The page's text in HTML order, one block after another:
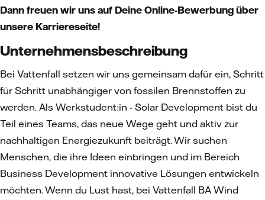
Dann freuen wir uns auf Deine Online-Bewerbung über
unsere Karriereseite!
Unternehmensbeschreibung
Bei Vattenfall setzen wir uns gemeinsam dafür ein, Schritt
für Schritt unabhängiger von fossilen Brennstoffen zu
werden. Als Werkstudent:in - Solar Development bist du
Teil eines Teams, das neue Wege geht und aktiv zur
nachhaltigen Energiezukunft beiträgt. Wir suchen
Menschen, die ihre Ideen einbringen und im Bereich
Business Development innovative Lösungen entwickeln
möchten. Wenn du Lust hast, bei Vattenfall BA Wind